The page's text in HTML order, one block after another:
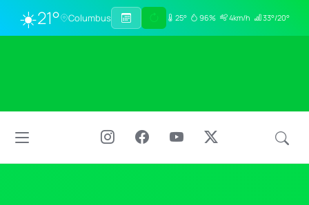
☀️21° Columbus 25° 96% 4km/h 33°/20°